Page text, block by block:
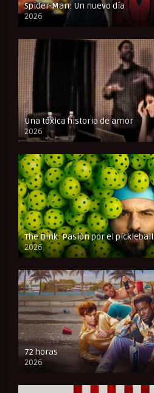
Spider-Man: Un nuevo día
2026
CAM
Una tóxica historia de amor
2026
FULL HD
The Dink: Pasión por el pickleball
2026
FULL HD
72 horas
2026
FULL HD